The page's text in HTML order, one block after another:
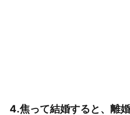
4.焦って結婚すると、離